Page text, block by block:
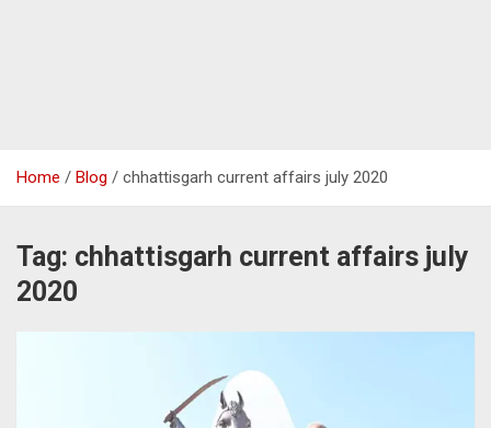
Home Blog chhattisgarh current affairs july 2020
Tag: chhattisgarh current affairs july
2020